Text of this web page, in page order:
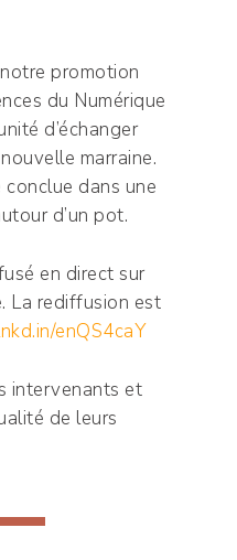
promotion
du Numérique
d’échanger
marraine.
conclue dans une
d’un pot.
en direct sur
La rediffusion est
enQS4caY
intervenants et
de leurs